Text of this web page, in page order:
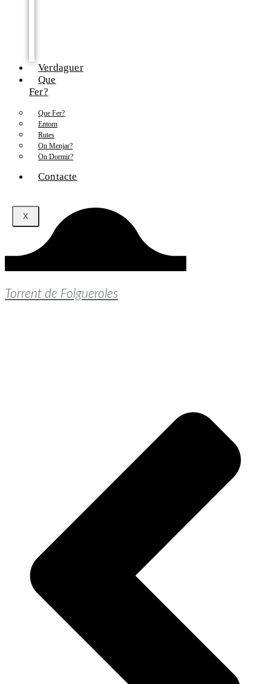
Verdaguer
Que
Fer?
Que Fer?
Entorn
Rutes
On Menjar?
On Dormir?
Contacte
X
Torrent de Folgueroles